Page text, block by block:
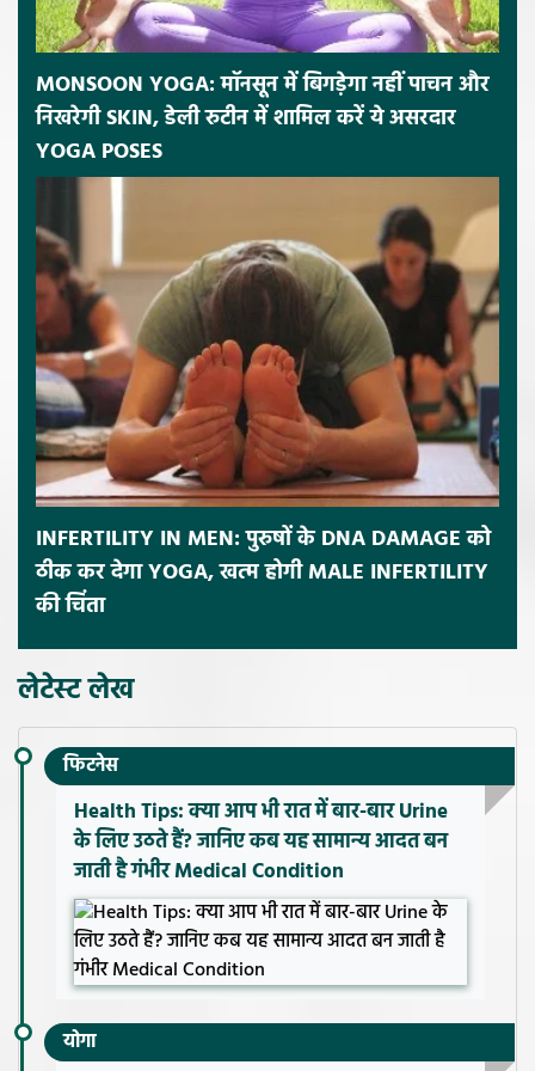
MONSOON YOGA: मॉनसून में बिगड़ेगा नहीं पाचन और
निखरेगी SKIN, डेली रुटीन में शामिल करें ये असरदार
YOGA POSES
INFERTILITY IN MEN: पुरुषों के DNA DAMAGE को
ठीक कर देगा YOGA, खत्म होगी MALE INFERTILITY
की चिंता
लेटेस्ट लेख
फिटनेस
Health Tips: क्या आप भी रात में बार-बार Urine
के लिए उठते हैं? जानिए कब यह सामान्य आदत बन
जाती है गंभीर Medical Condition
योगा